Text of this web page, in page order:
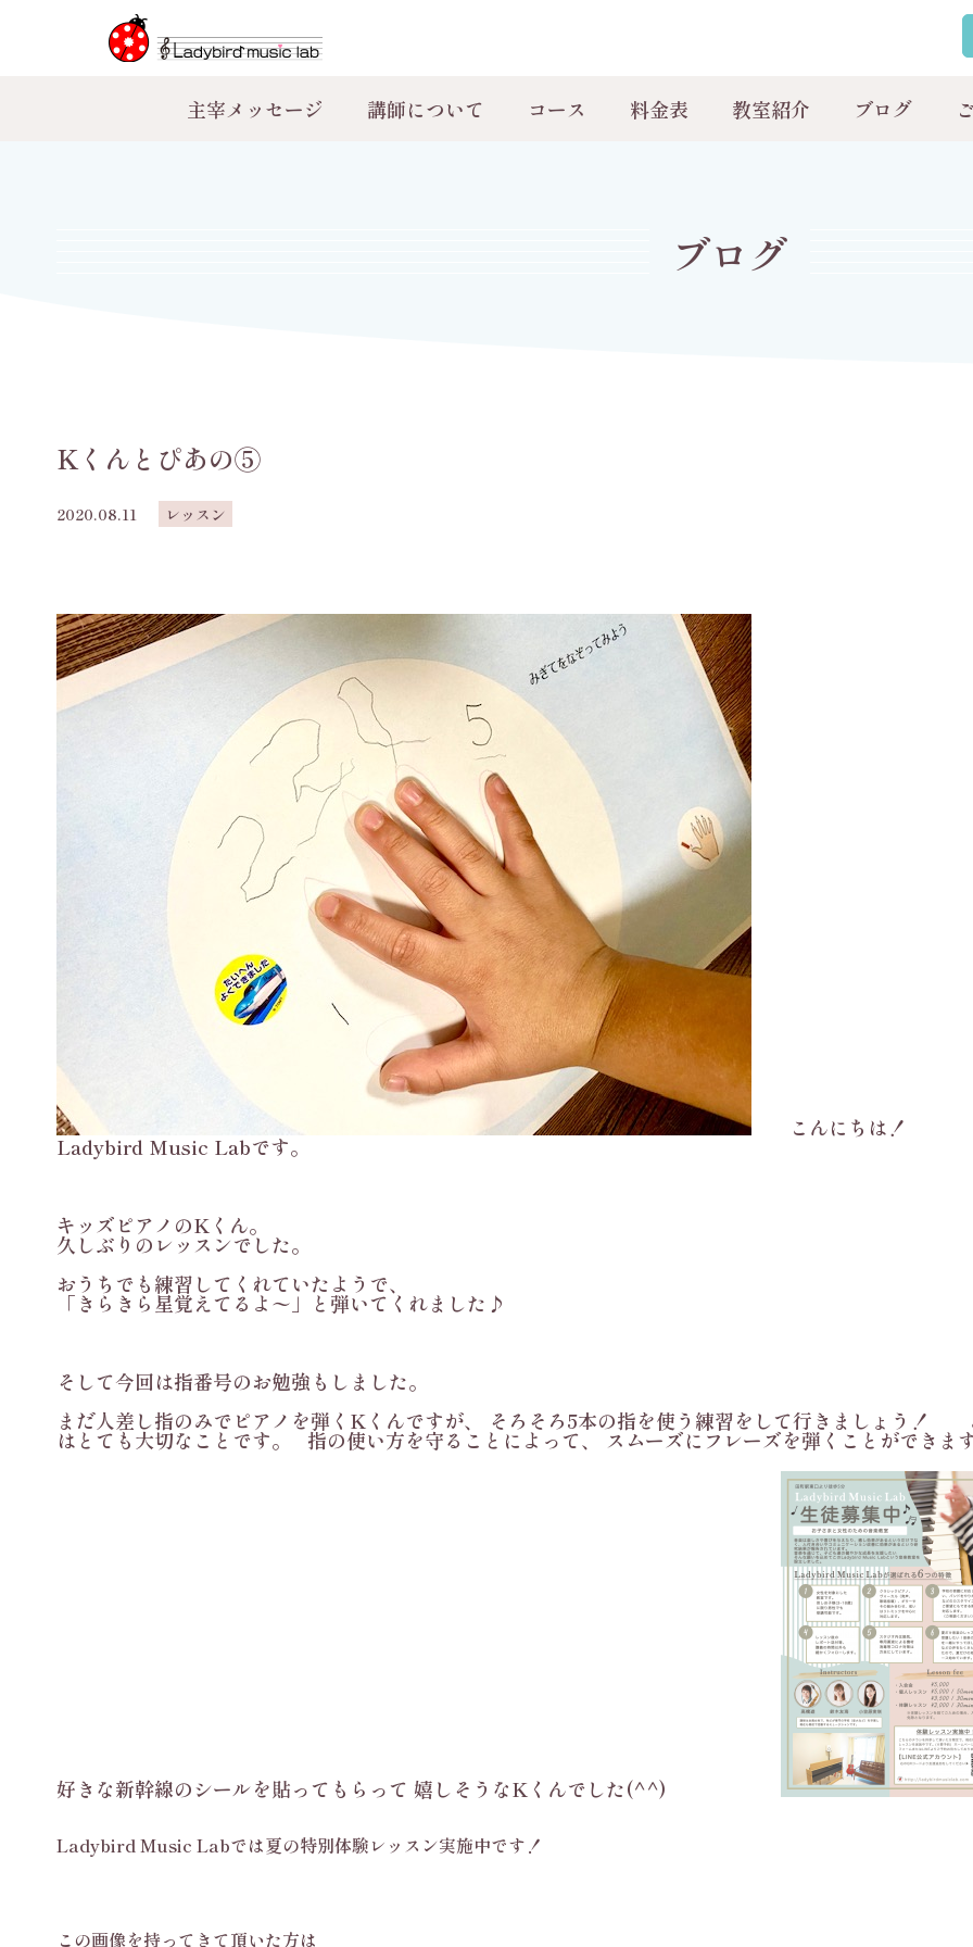
主宰メッセージ 講師について コース 料金表 教室紹介 ブログ
ブログ
Kくんとぴあの⑤
2020.08.11 レッスン
こんにちは！
Ladybird Music Labです。
キッズピアノのKくん。
久しぶりのレッスンでした。
おうちでも練習してくれていたようで、
「きらきら星覚えてるよ〜」と弾いてくれました♪
そして今回は指番号のお勉強もしました。
まだ人差し指のみでピアノを弾くKくんですが、 そろそろ5本の指を使う練習をして行きましょう！
はとても大切なことです。 指の使い方を守ることによって、 スムーズにフレーズを弾くことがで
好きな新幹線のシールを貼ってもらって 嬉しそうなKくんでした(^^)
Ladybird Music Labでは夏の特別体験レッスン実施中です！
この画像を持ってきて頂いた方は